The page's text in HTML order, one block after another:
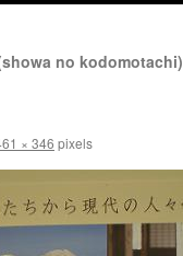
no kodomotachi)
× 346 pixels